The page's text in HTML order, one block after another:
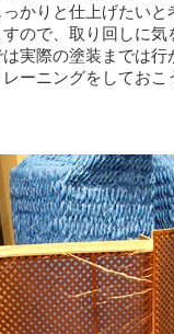
かりと仕上げたい
ので、取り回しに
実際の塗装までは行
ーニングをしておこ